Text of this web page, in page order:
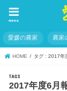
menu
愛媛の農家 農家
HOME タグ : 2017年
2017年度6月